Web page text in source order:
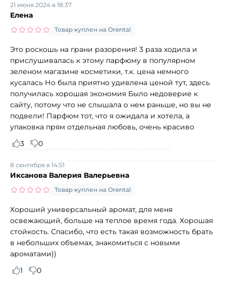
Елена
21 июня 2024 в 18:37
Товар куплен на Orental
Это роскошь на грани разорения! 3 раза ходила и
прислушивалась к этому парфюму в популярном
зеленом магазине косметики, т.к. цена немного
кусалась Но была приятно удивлена ценой тут, здесь
получилась хорошая экономия Было недоверие к
сайту, потому что не слышала о нем раньше, но вы не
подвели! Парфюм тот, что я ожидала и хотела, а
упаковка прям отдельная любовь, очень красиво
3
0
Иксанова Валерия Валерьевна
8 сентября в 14:51
Товар куплен на Orental
Хороший универсальный аромат, для меня
освежающий, больше на теплое время года. Хорошая
стойкость. Спасибо, что есть такая возможность брать
в небольших объемах, знакомиться с новыми
ароматами))
1
0